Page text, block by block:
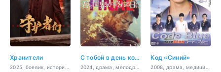
Хранители С тобой в день конца света. Финал
2024, драма, мелодрама, ужасы
Код «Синий»